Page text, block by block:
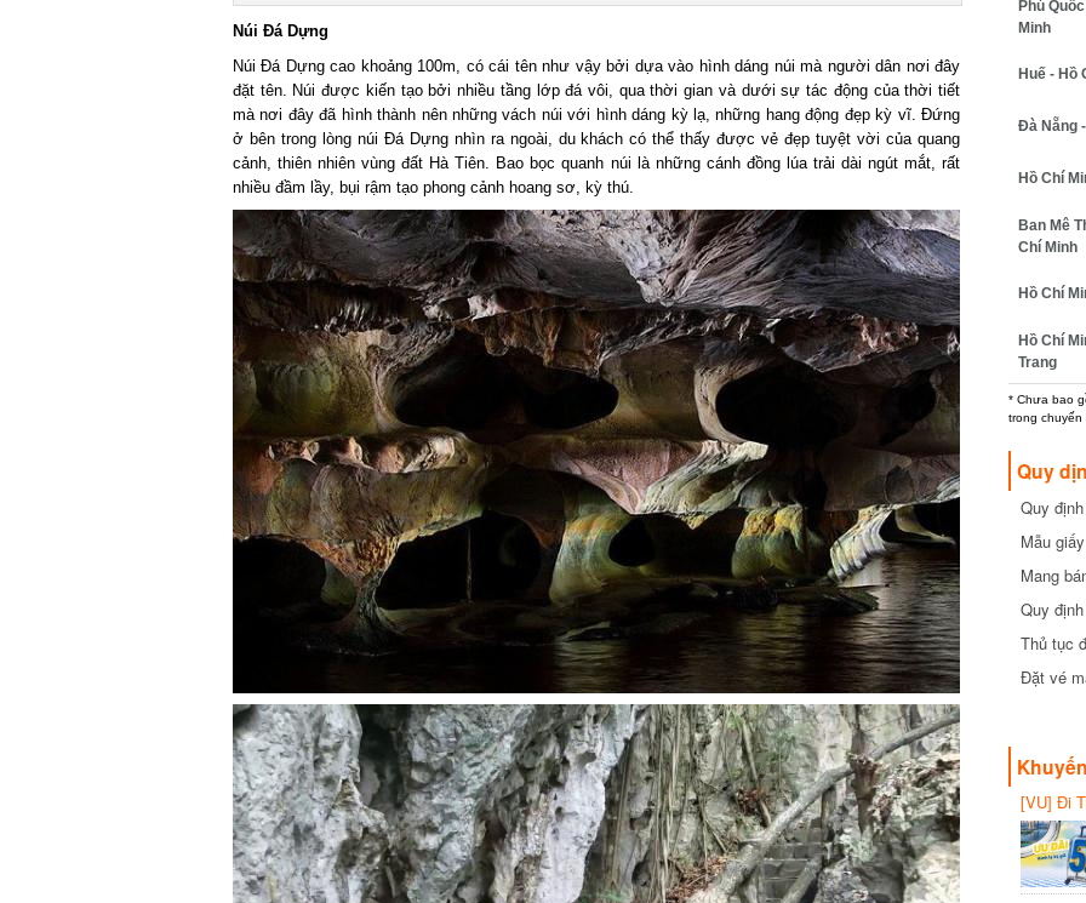
Núi Đá Dựng
Núi Đá Dựng cao khoảng 100m, có cái tên như vậy bởi dựa vào hình dáng núi mà người dân nơi đây
đặt tên. Núi được kiến tạo bởi nhiều tầng lớp đá vôi, qua thời gian và dưới sự tác động của thời tiết
mà nơi đây đã hình thành nên những vách núi với hình dáng kỳ lạ, những hang động đẹp kỳ vĩ. Đứng
ở bên trong lòng núi Đá Dựng nhìn ra ngoài, du khách có thể thấy được vẻ đẹp tuyệt vời của quang
cảnh, thiên nhiên vùng đất Hà Tiên. Bao bọc quanh núi là những cánh đồng lúa trải dài ngút mắt, rất
nhiều đầm lầy, bụi rậm tạo phong cảnh hoang sơ, kỳ thú.
Phú Quốc
Minh
Huế - Hồ
Đà Nẵng -
Hồ Chí
Ban Mê
Chí Minh
Hồ Chí
Hồ Chí
Trang
* Chưa bao
trong chuyến
Quy
Quy
cần biết
Mẫu
Mang
Quy
Thủ tục
Đặt vé
[VU] Đi
giảm